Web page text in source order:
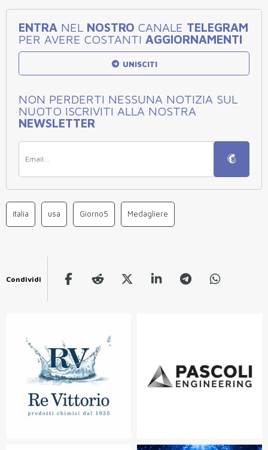
ENTRA NEL NOSTRO CANALE TELEGRAM
PER AVERE COSTANTI AGGIORNAMENTI
UNISCITI
NON PERDERTI NESSUNA NOTIZIA SUL
NUOTO ISCRIVITI ALLA NOSTRA
NEWSLETTER
italia usa Giorno5 Medagliere
Condividi